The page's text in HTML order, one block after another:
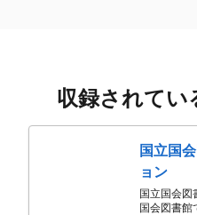
収録されてい
国立国
ョン
国立国会図
国会図書館